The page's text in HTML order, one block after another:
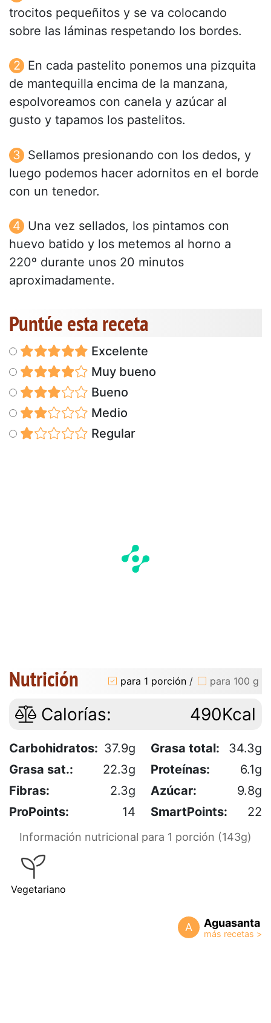
trocitos pequeñitos y se va colocando
sobre las láminas respetando los bordes.
En cada pastelito ponemos una pizquita
de mantequilla encima de la manzana,
espolvoreamos con canela y azúcar al
gusto y tapamos los pastelitos.
Sellamos presionando con los dedos, y
luego podemos hacer adornitos en el borde
con un tenedor.
Una vez sellados, los pintamos con
huevo batido y los metemos al horno a
220º durante unos 20 minutos
aproximadamente.
Puntúe esta receta
Excelente
Muy bueno
Bueno
Medio
Regular
Nutrición para 1 porción / para 100 g
Calorías: 490Kcal
Carbohidratos: 37.9g Grasa total:
34.3g
Grasa sat.:
22.3g Proteínas:
6.1g
Fibras:
2.3g Azúcar:
9.8g
ProPoints:
14 SmartPoints: 22
Información nutricional para 1 porción (143g)
Vegetariano
A Aguasanta